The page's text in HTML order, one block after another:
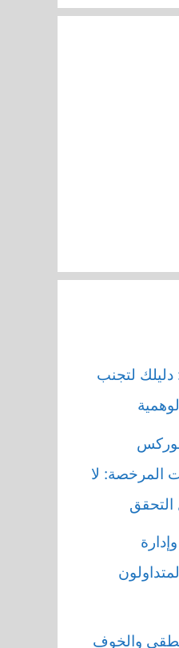
الغردقة 2026: دليلك لتجنب
المرخصة: لا
التحقق
والخوف